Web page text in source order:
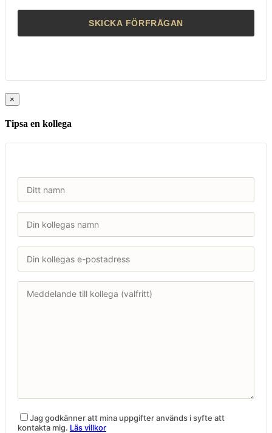
×
Tipsa en kollega
Jag godkänner att mina uppgifter används i syfte att
kontakta mig. Läs villkor